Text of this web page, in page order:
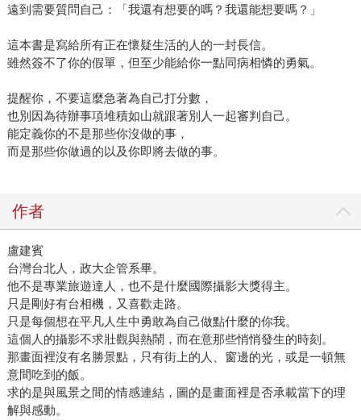
遠到需要質問自己：「我還有想要的嗎？我還能想要嗎？」
這本書是寫給所有正在懷疑生活的人的一封長信。
雖然簽不了你的假單，但至少能給你一點同病相憐的勇氣。
提醒你，不要這麼急著為自己打分數，
也別因為待辦事項堆積如山就跟著別人一起審判自己。
能定義你的不是那些你沒做的事，
而是那些你做過的以及你即將去做的事。
作者
盧建賓
台灣台北人，政大企管系畢。
他不是專業旅遊達人，也不是什麼國際攝影大獎得主。
只是剛好有台相機，又喜歡走路。
只是每個想在平凡人生中勇敢為自己做點什麼的你我。
這個人的攝影不求壯觀與熱鬧，而在意那些悄悄發生的時刻。
那畫面裡沒有名勝景點，只有街上的人、窗邊的光，或是一頓無
意間吃到的飯。
求的是與風景之間的情感連結，圖的是畫面裡是否承載當下的理
解與感動。